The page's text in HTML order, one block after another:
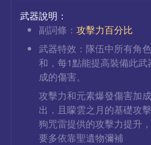
武器說明：
副詞條：攻擊力百分比
武器特效：隊伍中所有角
和，每1點能提高裝備此武
成的傷害。
攻擊力和元素爆發傷害加
出，且曚雲之月的基礎攻
狗咒雷提供的攻擊力提升
要多依靠聖遺物彌補